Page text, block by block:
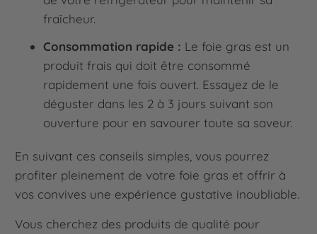
fraîcheur.
Consommation rapide : Le foie gras est un
produit frais qui doit être consommé
rapidement une fois ouvert. Essayez de le
déguster dans les 2 à 3 jours suivant son
ouverture pour en savourer toute sa saveur.
En suivant ces conseils simples, vous pourrez
profiter pleinement de votre foie gras et offrir à
vos convives une expérience gustative inoubliable.
Vous cherchez des produits de qualité pour